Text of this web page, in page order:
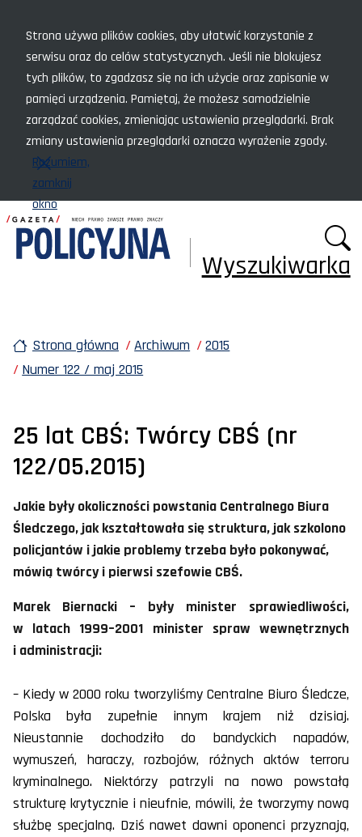
Strona używa plików cookies, aby ułatwić korzystanie z
serwisu oraz do celów statystycznych. Jeśli nie blokujesz
tych plików, to zgadzasz się na ich użycie oraz zapisanie w
pamięci urządzenia. Pamiętaj, że możesz samodzielnie
zarządzać cookies, zmieniając ustawienia przeglądarki. Brak
zmiany ustawienia przeglądarki oznacza wyrażenie zgody.
Rozumiem,
zamknij
okno
Wyszukiwarka
Strona główna Archiwum
2015
Numer 122 / maj 2015
25 lat CBŚ: Twórcy CBŚ (nr
122/05.2015)
Jakie były okoliczności powstania Centralnego Biura
Śledczego, jak kształtowała się struktura, jak szkolono
policjantów i jakie problemy trzeba było pokonywać,
mówią twórcy i pierwsi szefowie CBŚ.
Marek Biernacki – były minister sprawiedliwości,
w latach 1999–2001 minister spraw wewnętrznych
i administracji:
– Kiedy w 2000 roku tworzyliśmy Centralne Biuro Śledcze,
Polska była zupełnie innym krajem niż dzisiaj.
Nieustannie dochodziło do bandyckich napadów,
wymuszeń, haraczy, rozbojów, różnych aktów terroru
kryminalnego. Niektórzy patrzyli na nowo powstałą
strukturę krytycznie i nieufnie, mówili, że tworzymy nową
służbę specjalną. Dziś nawet dawni oponenci przyznają,